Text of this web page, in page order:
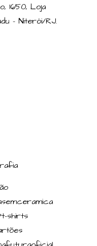
1650, Loja
– Niterói/RJ.
shirts